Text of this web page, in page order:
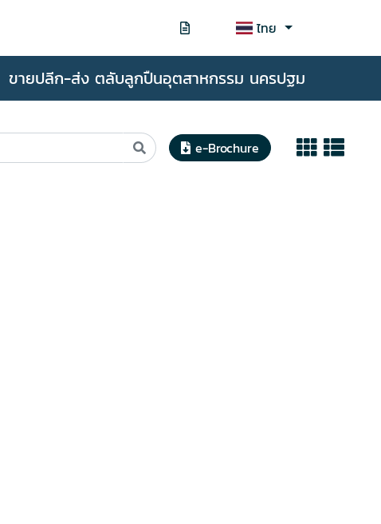
ไทย
ขายปลีก-ส่ง ตลับลูกปืนอุตสาหกรรม นครปฐม
e-Brochure